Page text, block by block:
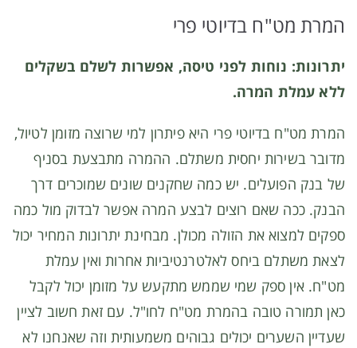
המרת מט"ח בדיוטי פרי
יתרונות: נוחות לפני טיסה, אפשרות לשלם בשקלים
ללא עמלת המרה.
המרת מט"ח בדיוטי פרי היא פיתרון למי שרוצה מזומן לטיול,
מדובר בשירות יחסית משתלם. ההמרה מתבצעת בסניף
של בנק הפועלים. יש כמה שחקנים שונים שמוכרים דרך
הבנק. ככה שאם רוצים לבצע המרה אפשר לבדוק מול כמה
ספקים למצוא את הזולה מכולן. מבחינת יתרונות המחיר יכול
לצאת משתלם ביחס לאלטרנטיביות אחרות ואין עמלת
מט"ח. אין ספק שמי שממש מתקעש על מזומן יכול לקבל
כאן תמורה טובה בהמרת מט"ח לחו"ל. עם זאת חשוב לציין
שעדיין השערים יכולים גבוהים משמעותית וזה שאנחנו לא